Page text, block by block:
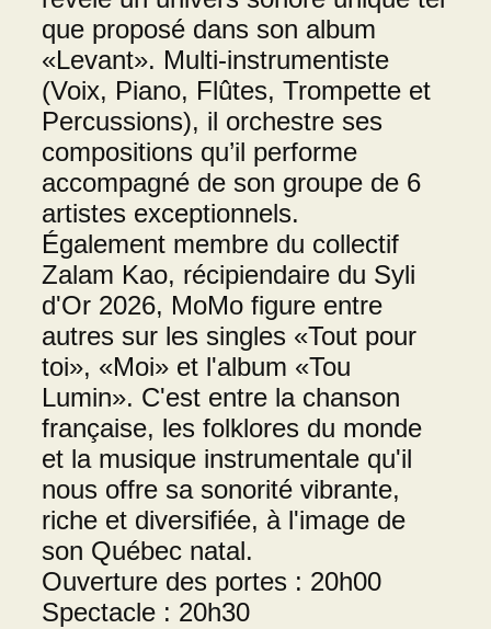
que proposé dans son album
«Levant». Multi-instrumentiste
(Voix, Piano, Flûtes, Trompette et
Percussions), il orchestre ses
compositions qu’il performe
accompagné de son groupe de 6
artistes exceptionnels.
Également membre du collectif
Zalam Kao, récipiendaire du Syli
d'Or 2026, MoMo figure entre
autres sur les singles «Tout pour
toi», «Moi» et l'album «Tou
Lumin». C'est entre la chanson
française, les folklores du monde
et la musique instrumentale qu'il
nous offre sa sonorité vibrante,
riche et diversifiée, à l'image de
son Québec natal.
Ouverture des portes : 20h00
Spectacle : 20h30